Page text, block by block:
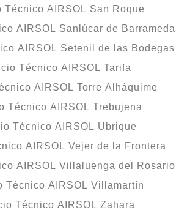
Técnico AIRSOL San Roque
AIRSOL Sanlúcar de Barrameda
AIRSOL Setenil de las Bodegas
Técnico AIRSOL Tarifa
AIRSOL Torre Alháquime
Técnico AIRSOL Trebujena
Técnico AIRSOL Ubrique
AIRSOL Vejer de la Frontera
AIRSOL Villaluenga del Rosario
Técnico AIRSOL Villamartín
Técnico AIRSOL Zahara